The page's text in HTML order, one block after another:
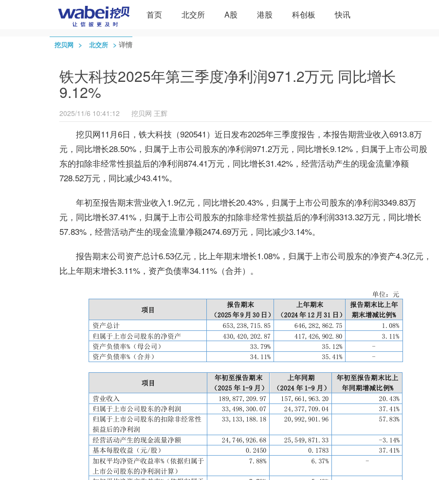
首页 北交所 A股 港股 科创板 快讯
挖贝网 > 北交所 > 详情
铁大科技2025年第三季度净利润971.2万元 同比增长
9.12%
2025/11/6 10:41:12 挖贝网 王辉
挖贝网11月6日，铁大科技（920541）近日发布2025年三季度报告，本报告期营业收入6913.8万
元，同比增长28.50%，归属于上市公司股东的净利润971.2万元，同比增长9.12%，归属于上市公司股
东的扣除非经常性损益后的净利润874.41万元，同比增长31.42%，经营活动产生的现金流量净额
728.52万元，同比减少43.41%。
年初至报告期末营业收入1.9亿元，同比增长20.43%，归属于上市公司股东的净利润3349.83万
元，同比增长37.41%，归属于上市公司股东的扣除非经常性损益后的净利润3313.32万元，同比增长
57.83%，经营活动产生的现金流量净额2474.69万元，同比减少3.14%。
报告期末公司资产总计6.53亿元，比上年期末增长1.08%，归属于上市公司股东的净资产4.3亿元，
比上年期末增长3.11%，资产负债率34.11%（合并）。